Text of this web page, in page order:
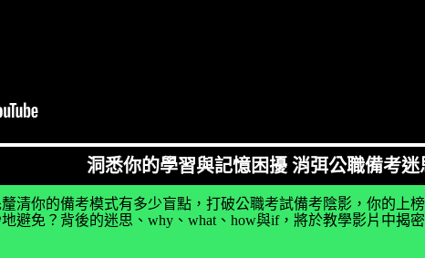
洞悉你的學習與記憶困擾 消弭公職備考迷
清你的備考模式有多少盲點，打破公職考試備考陰影，你的上
避免？背後的迷思、why、what、how與if，將於教學影片中揭